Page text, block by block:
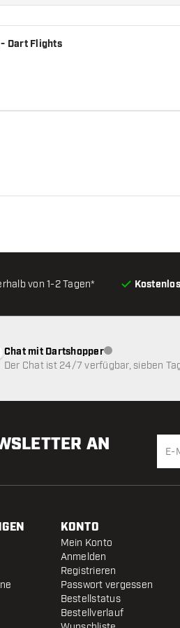
Dart Flights
von 1-2 Tagen*
Chat mit DartshopperKundenservice
Der Chat ist 24/7 verfügbar, sieben
AN
KONTO
Mein Konto
Anmelden
Registrieren
Passwort vergessen
Bestellstatus
Bestellverlauf